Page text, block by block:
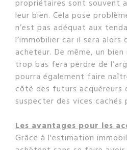
propriétaires sont souvent
leur bien. Cela pose
n’est pas adéquat aux
l’immobilier car il sera
acheteur. De même, un
trop bas fera perdre de
pourra également faire
côté des futurs acquéreurs
suspecter des vices cachés
Les avantages pour les
Grâce à l'estimation